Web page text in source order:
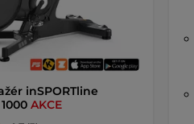
inSPORTline
AKCE